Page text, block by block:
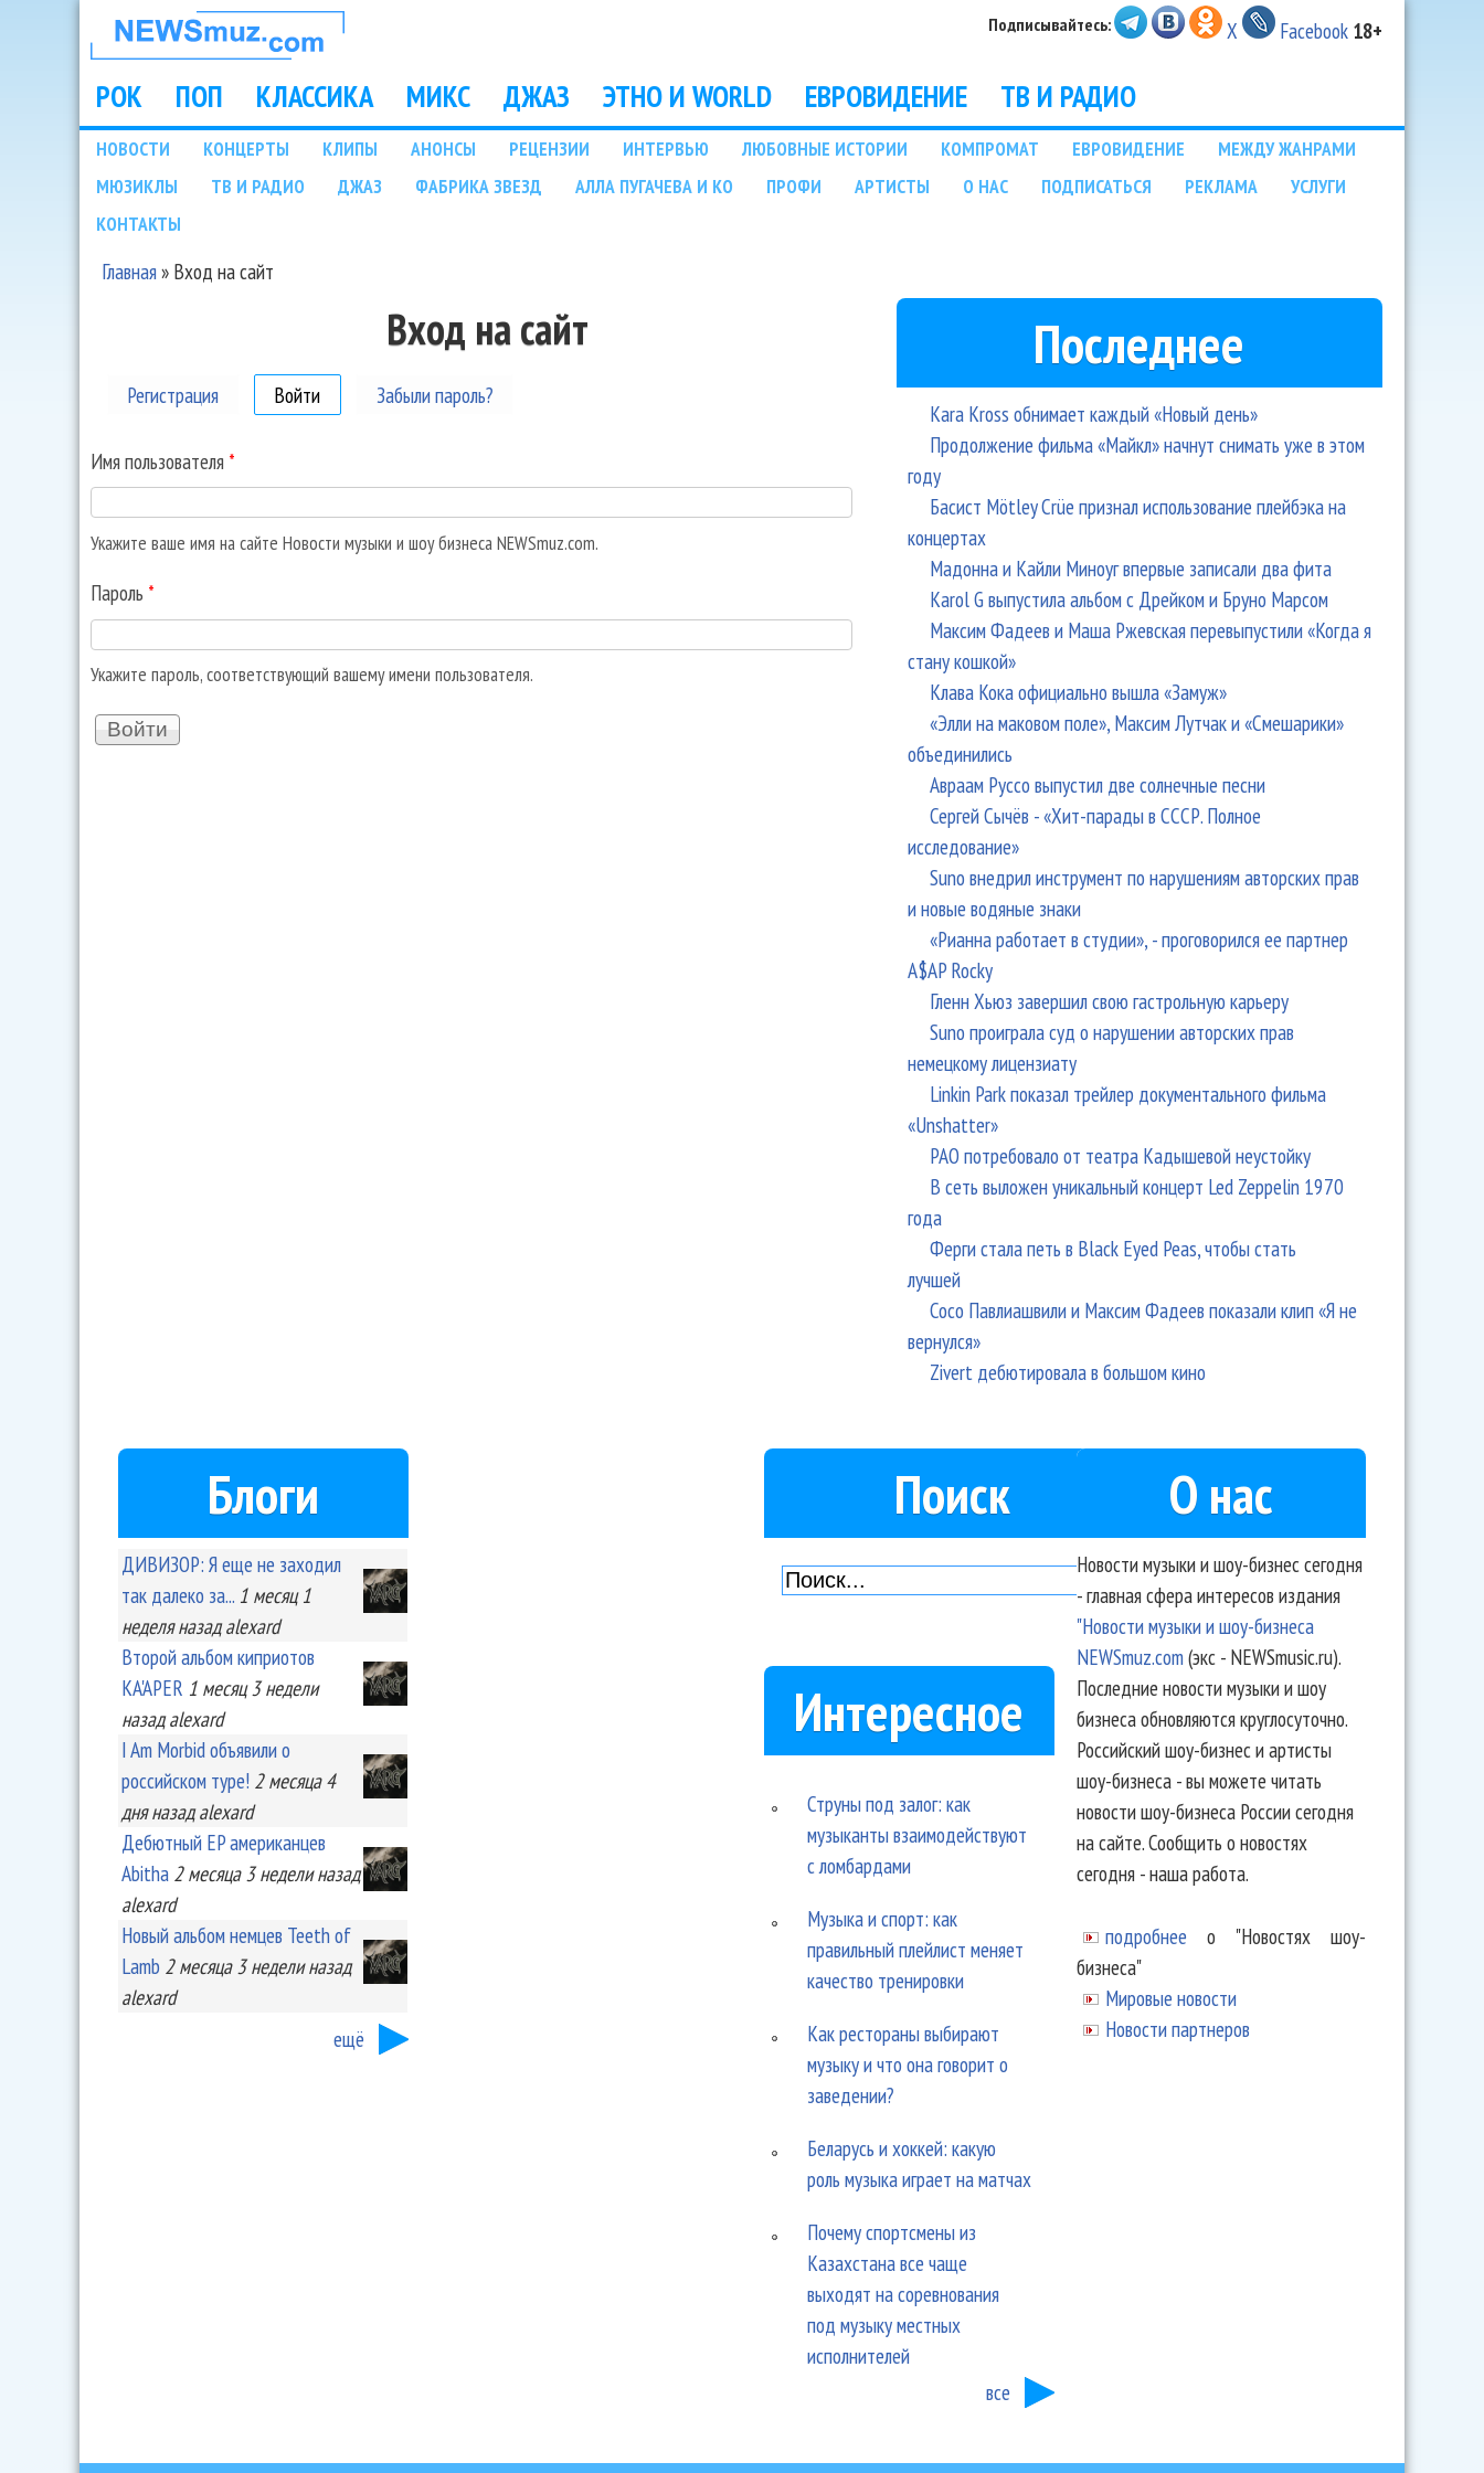
НОВОСТИ
МУЗЫКИ И
ШОУ БИЗНЕСА
NEWSMUZ.COM
Подписывайтесь: X Facebook 18+
Main menu
РОК ПОП КЛАССИКА МИКС ДЖАЗ ЭТНО И WORLD ЕВРОВИДЕНИЕ ТВ И РАДИО
Подразделы
НОВОСТИ КОНЦЕРТЫ КЛИПЫ АНОНСЫ РЕЦЕНЗИИ ИНТЕРВЬЮ ЛЮБОВНЫЕ ИСТОРИИ КОМПРОМАТ ЕВРОВИДЕНИЕ
МЕЖДУ ЖАНРАМИ
МЮЗИКЛЫ
ТВ И РАДИО ДЖАЗ ФАБРИКА ЗВЕЗД АЛЛА ПУГАЧЕВА И КО ПРОФИ АРТИСТЫ О НАС ПОДПИСАТЬСЯ РЕКЛАМА
УСЛУГИ
КОНТАКТЫ
Вы здесь
Главная» Вход на сайт
Вход на сайт
Регистрация Войти (активная вкладка)
Забыли пароль?
Имя пользователя *
Укажите ваше имя на сайте Новости музыки и шоу бизнеса NEWSmuz.com.
Пароль *
Укажите пароль, соответствующий вашему имени пользователя.
Последнее
Kara Kross обнимает каждый «Новый день»
Продолжение фильма «Майкл» начнут снимать уже в этом
году
Басист Mötley Crüe признал использование плейбэка на
концертах
Мадонна и Кайли Миноуг впервые записали два фита
Karol G выпустила альбом с Дрейком и Бруно Марсом
Максим Фадеев и Маша Ржевская перевыпустили «Когда я
стану кошкой»
Клава Кока официально вышла «Замуж»
«Элли на маковом поле», Максим Лутчак и «Смешарики»
объединились
Авраам Руссо выпустил две солнечные песни
Сергей Сычёв - «Хит-парады в СССР. Полное
исследование»
Suno внедрил инструмент по нарушениям авторских прав
и новые водяные знаки
«Рианна работает в студии», - проговорился ее партнер
A$AP Rocky
Гленн Хьюз завершил свою гастрольную карьеру
Suno проиграла суд о нарушении авторских прав
немецкому лицензиату
Linkin Park показал трейлер документального фильма
«Unshatter»
РАО потребовало от театра Кадышевой неустойку
В сеть выложен уникальный концерт Led Zeppelin 1970
года
Ферги стала петь в Black Eyed Peas, чтобы стать
лучшей
Сосо Павлиашвили и Максим Фадеев показали клип «Я не
вернулся»
Zivert дебютировала в большом кино
Блоги
ДИВИЗОР: Я еще не заходил
так далеко за... 1 месяц 1
неделяназад alexard
Второй альбом киприотов
KA'APER 1 месяц 3 недели
назад alexard
I Am Morbid объявили о
российском туре! 2 месяца 4
дняназад alexard
Дебютный EP американцев
Abitha 2 месяца 3 неделиназад
alexard
Новый альбом немцев Teeth of
Lamb 2 месяца 3 неделиназад
alexard
ещё
Поиск
Интересное
Струны под залог: как
музыканты взаимодействуют
с ломбардами
Музыка и спорт: как
правильный плейлист меняет
качество тренировки
Как рестораны выбирают
музыку и что она говорит о
заведении?
Беларусь и хоккей: какую
роль музыка играет на матчах
Почему спортсмены из
Казахстана все чаще
выходят на соревнования
под музыку местных
исполнителей
все
О нас
Новости музыки и шоу-бизнес сегодня
- главная сфера интересов издания
"Новости музыки и шоу-бизнеса
NEWSmuz.com(экс - NEWSmusic.ru).
Последние новости музыки и шоу
бизнеса обновляются круглосуточно.
Российский шоу-бизнес и артисты
шоу-бизнеса - вы можете читать
новости шоу-бизнеса России сегодня
на сайте. Сообщить о новостях
сегодня - наша работа.
подробнее о "Новостях шоу-
бизнеса"
Мировые новости
Новости партнеров